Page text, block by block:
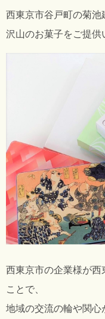
西東京市谷戸町の菊池
沢山のお菓子をご提供
西東京市の企業様が
ことで、
地域の交流の輪や関